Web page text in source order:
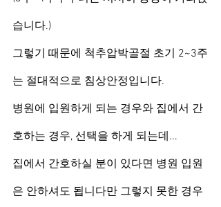
습니다.)
그렇기 때문에 척추압박골절 초기 2~3주
는 절대적으로 침상안정입니다.
병원에 입원하게 되는 경우와 집에서 간
호하는 경우, 선택을 하게 되는데...
집에서 간호하실 분이 있다면 병원 입원
은 안하셔도 됩니다만 그렇지 못한 경우